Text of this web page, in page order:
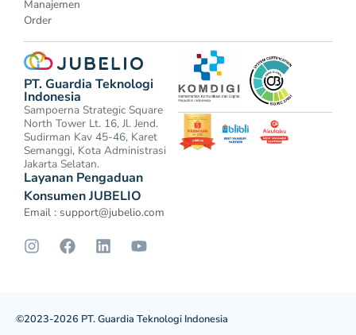
Manajemen
Order
PT. Guardia Teknologi
Indonesia
Sampoerna Strategic Square
North Tower Lt. 16, Jl. Jend.
Sudirman Kav 45-46, Karet
Semanggi, Kota Administrasi
Jakarta Selatan.
Layanan Pengaduan
Konsumen JUBELIO
Email : support@jubelio.com
©2023-2026 PT. Guardia Teknologi Indonesia